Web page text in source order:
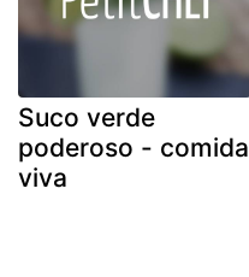
Suco verde
poderoso - comida
viva